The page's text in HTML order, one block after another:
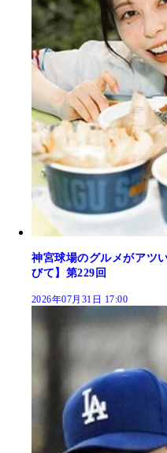
神宮球場のグルメがアツ
びて】第229回
2026年07月31日 17:00